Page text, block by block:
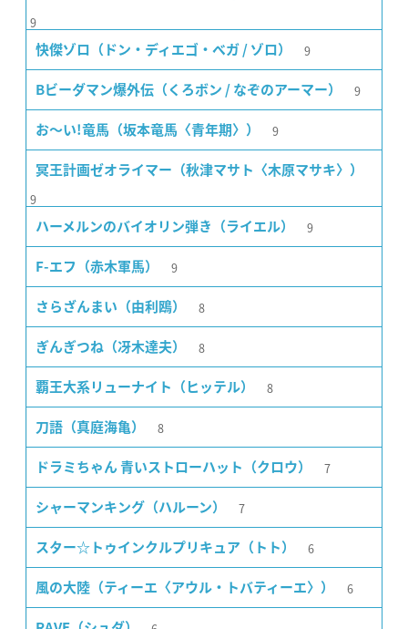
9
快傑ゾロ（ドン・ディエゴ・ベガ / ゾロ） 9
Bビーダマン爆外伝（くろボン / なぞのアーマー） 9
お〜い!竜馬（坂本竜馬〈青年期〉） 9
冥王計画ゼオライマー（秋津マサト〈木原マサキ〉）
9
ハーメルンのバイオリン弾き（ライエル） 9
F-エフ（赤木軍馬） 9
さらざんまい（由利鴎） 8
ぎんぎつね（冴木達夫） 8
覇王大系リューナイト（ヒッテル） 8
刀語（真庭海亀） 8
ドラミちゃん 青いストローハット（クロウ） 7
シャーマンキング（ハルーン） 7
スター☆トゥインクルプリキュア（トト） 6
風の大陸（ティーエ〈アウル・トバティーエ〉） 6